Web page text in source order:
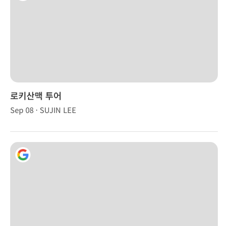
로키산맥 투어
Sep 08 · SUJIN LEE